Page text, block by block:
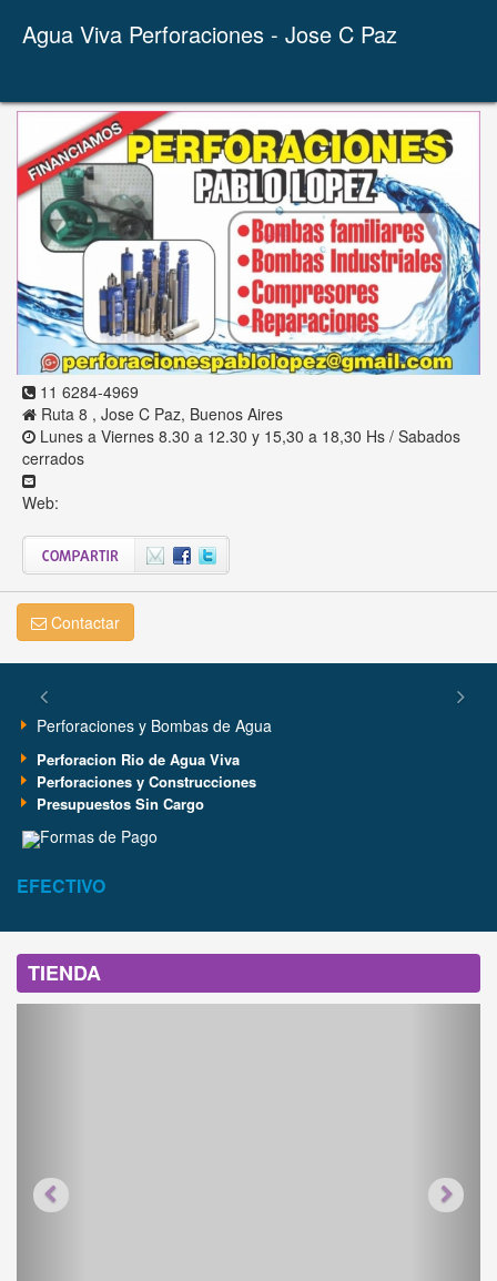
Agua Viva Perforaciones - Jose C Paz
11 6284-4969
Ruta 8 , Jose C Paz, Buenos Aires
Lunes a Viernes 8.30 a 12.30 y 15,30 a 18,30 Hs / Sabados
cerrados
Web:
Contactar
Next
Perforaciones y Bombas de Agua
Perforacion Rio de Agua Viva
Perforaciones y Construcciones
Presupuestos Sin Cargo
Formas de Pago
EFECTIVO
TIENDA